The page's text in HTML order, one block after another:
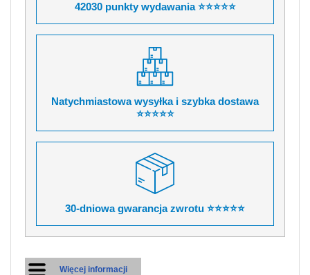
42030 punkty wydawania ⭐⭐⭐⭐⭐
Natychmiastowa wysyłka i szybka dostawa
⭐⭐⭐⭐⭐
30-dniowa gwarancja zwrotu ⭐⭐⭐⭐⭐
Więcej informacji